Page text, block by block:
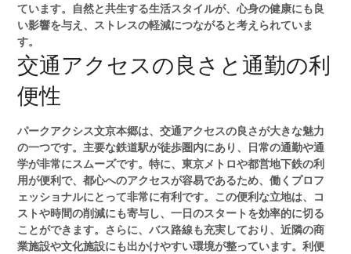
ています。自然と共生する生活スタイルが、心身の健康にも良
い影響を与え、ストレスの軽減につながると考えられていま
す。
交通アクセスの良さと通勤の利
便性
パークアクシス文京本郷は、交通アクセスの良さが大きな魅力
の一つです。主要な鉄道駅が徒歩圏内にあり、日常の通勤や通
学が非常にスムーズです。特に、東京メトロや都営地下鉄の利
用が便利で、都心へのアクセスが容易であるため、働くプロフ
ェッショナルにとって非常に有利です。この便利な立地は、コ
ストや時間の削減にも寄与し、一日のスタートを効率的に切る
ことができます。さらに、バス路線も充実しており、近隣の商
業施設や文化施設にも出かけやすい環境が整っています。利便